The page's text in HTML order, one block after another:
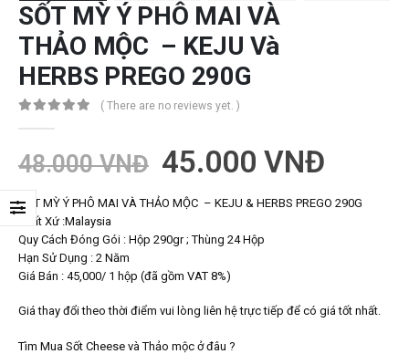
SỐT MỲ Ý PHÔ MAI VÀ
THẢO MỘC – KEJU Và
HERBS PREGO 290G
( There are no reviews yet. )
48.000VNĐ 45.000 VNĐ
SỐT MỲ Ý PHÔ MAI VÀ THẢO MỘC – KEJU & HERBS PREGO 290G
Xuất Xứ :Malaysia
Quy Cách Đóng Gói : Hộp 290gr ; Thùng 24 Hộp
Hạn Sử Dụng : 2 Năm
Giá Bán : 45,000/ 1 hộp (đã gồm VAT 8%)
Giá thay đổi theo thời điểm vui lòng liên hệ trực tiếp để có giá tốt nhất.
Tìm Mua Sốt Cheese và Thảo mộc ở đâu ?